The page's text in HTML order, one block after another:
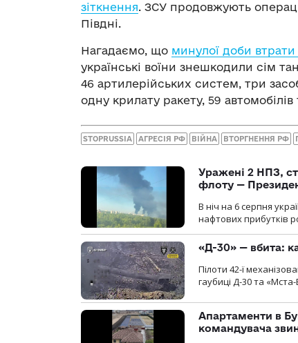
зіткнення. ЗСУ продовжують
Півдні.
Нагадаємо, що минулої доби втрати
українські воїни знешкодили сім
46 артилерійських систем, три
одну крилату ракету, 59
STOPRUSSIA АГРЕСІЯ РФ ВІЙНА ВТОРГНЕННЯ РФ
Уражені 2 НПЗ,
флоту —
В ніч на 6 серпня
нафтових прибутків
«Д-30» — вбита:
Пілоти 42-ї
гаубиці Д-30 та «Мста-
Апартаменти в
командувача